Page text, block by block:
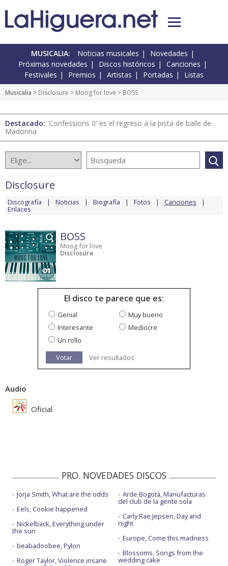
MUSICALIA: Noticias musicales
Novedades
Próximas novedades
Discos históricos
Canciones
Festivales
Premios Artistas Portadas Listas
Musicalia > Disclosure > Moog for love > BOSS
Destacado: 'Confessions II' es el regreso a la pista de baile de
Madonna
Disclosure
Discografía Noticias Biografía Fotos Canciones
Enlaces
BOSS
Moog for love
Disclosure
El disco te parece que es:
Genial
Muy bueno
Interesante
Mediocre
Un rollo
Votar
Ver resultados
Audio
Oficial
PRO. NOVEDADES DISCOS
Jorja Smith, What are the odds
Eels, Cookie happened
Nickelback, Everything under
the sun
beabadoobee, Pylon
Roger Taylor, Violence insane
Arde Bogotá, Manufacturas
del club de la gente sola
Carly Rae Jepsen, Day and
night
Europe, Come this madness
Blossoms, Songs from the
wedding cake